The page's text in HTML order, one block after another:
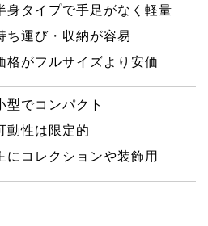
身タイプで手足がなく軽量
ち運び・収納が容易
格がフルサイズより安価
型でコンパクト
動性は限定的
にコレクションや装飾用